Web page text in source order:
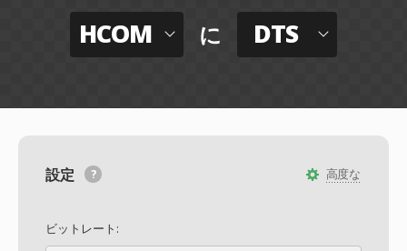
HCOM に DTS
高度な
設定
ビットレート: